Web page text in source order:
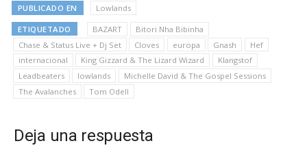
PUBLICADO EN Lowlands
ETIQUETADO BAZART
Bitori Nha Bibinha
Chase & Status Live + Dj Set
Cloves europa Gnash
Hef
internacional
King Gizzard & The Lizard Wizard
Klangstof
Leadbeaters
lowlands
Michelle David & The Gospel Sessions
The Avalanches
Tom Odell
Deja una respuesta